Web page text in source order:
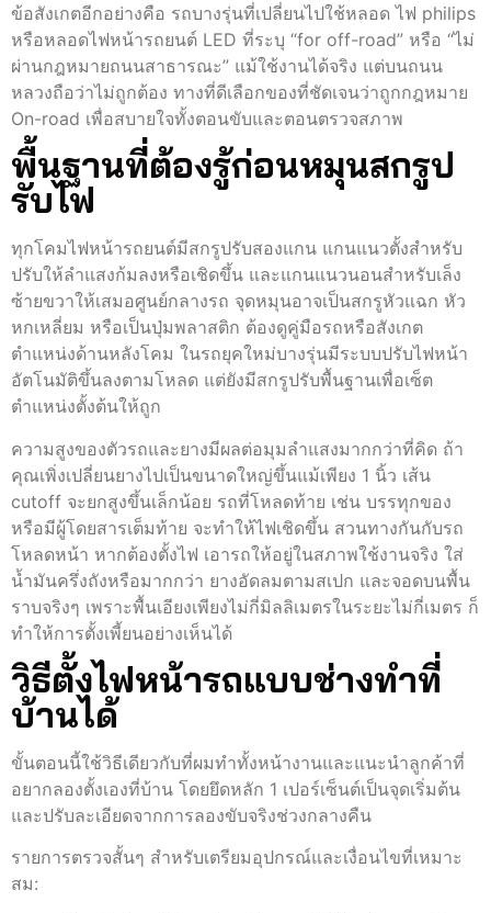
ข้อสังเกตอีกอย่างคือ รถบางรุ่นที่เปลี่ยนไปใช้หลอด ไฟ philips
หรือหลอดไฟหน้ารถยนต์ LED ที่ระบุ “for off-road” หรือ “ไม่
ผ่านกฎหมายถนนสาธารณะ” แม้ใช้งานได้จริง แต่บนถนน
หลวงถือว่าไม่ถูกต้อง ทางที่ดีเลือกของที่ชัดเจนว่าถูกกฎหมาย
On-road เพื่อสบายใจทั้งตอนขับและตอนตรวจสภาพ
พื้นฐานที่ต้องรู้ก่อนหมุนสกรูป
รับไฟ
ทุกโคมไฟหน้ารถยนต์มีสกรูปรับสองแกน แกนแนวตั้งสำหรับ
ปรับให้ลำแสงก้มลงหรือเชิดขึ้น และแกนแนวนอนสำหรับเล็ง
ซ้ายขวาให้เสมอศูนย์กลางรถ จุดหมุนอาจเป็นสกรูหัวแฉก หัว
หกเหลี่ยม หรือเป็นปุ่มพลาสติก ต้องดูคู่มือรถหรือสังเกต
ตำแหน่งด้านหลังโคม ในรถยุคใหม่บางรุ่นมีระบบปรับไฟหน้า
อัตโนมัติขึ้นลงตามโหลด แต่ยังมีสกรูปรับพื้นฐานเพื่อเซ็ต
ตำแหน่งตั้งต้นให้ถูก
ความสูงของตัวรถและยางมีผลต่อมุมลำแสงมากกว่าที่คิด ถ้า
คุณเพิ่งเปลี่ยนยางไปเป็นขนาดใหญ่ขึ้นแม้เพียง 1 นิ้ว เส้น
cutoff จะยกสูงขึ้นเล็กน้อย รถที่โหลดท้าย เช่น บรรทุกของ
หรือมีผู้โดยสารเต็มท้าย จะทำให้ไฟเชิดขึ้น สวนทางกันกับรถ
โหลดหน้า หากต้องตั้งไฟ เอารถให้อยู่ในสภาพใช้งานจริง ใส่
น้ำมันครึ่งถังหรือมากกว่า ยางอัดลมตามสเปก และจอดบนพื้น
ราบจริงๆ เพราะพื้นเอียงเพียงไม่กี่มิลลิเมตรในระยะไม่กี่เมตร ก็
ทำให้การตั้งเพี้ยนอย่างเห็นได้
วิธีตั้งไฟหน้ารถแบบช่างทำที่
บ้านได้
ขั้นตอนนี้ใช้วิธีเดียวกับที่ผมทำทั้งหน้างานและแนะนำลูกค้าที่
อยากลองตั้งเองที่บ้าน โดยยึดหลัก 1 เปอร์เซ็นต์เป็นจุดเริ่มต้น
และปรับละเอียดจากการลองขับจริงช่วงกลางคืน
รายการตรวจสั้นๆ สำหรับเตรียมอุปกรณ์และเงื่อนไขที่เหมาะ
สม: